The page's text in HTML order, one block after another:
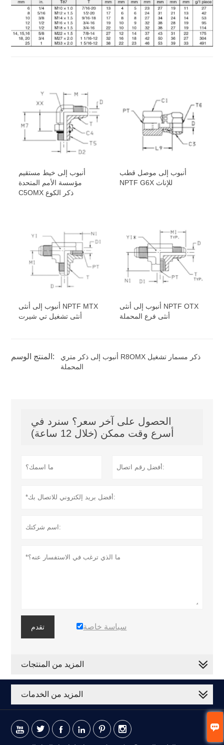

أنبوب إلى خيط مستقيم
مؤسسة الأمم المتحدة
C5OMX ذكر الكوع
أنبوب إلى موصل قطب
NPTF G6X للإناث
أنبوب إلى أنثى NPTF MTX
أنثى تشغيل تي شيرت
أنبوب إلى أنثى NPTF OTX
أنثى فرع المحملة
المنتج الوسم:
أنبوب إلى ذكر متري R8OMX ذكر مسمار تشغيل
المحملة
الحصول على آخر سعر؟ سنرد في
أسرع وقت ممكن (خلال 12 ساعة)
تقدم سياسة خاصة
المزيد من المنتجات
المزيد من الخدمات
     